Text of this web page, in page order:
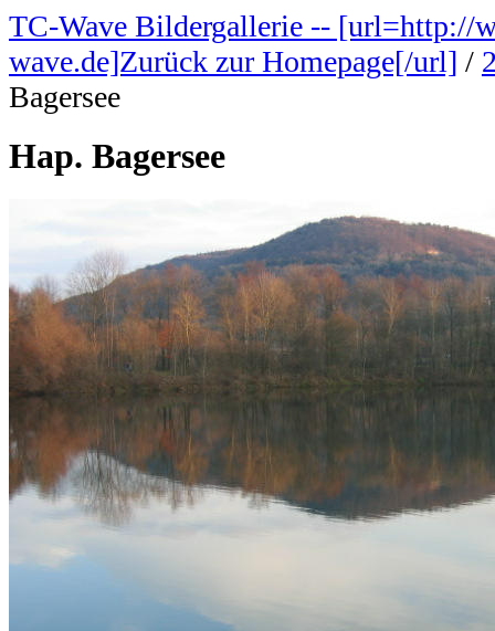
TC-Wave Bildergallerie -- [url=http://
wave.de]Zurück zur Homepage[/url] /
Bagersee
Hap. Bagersee